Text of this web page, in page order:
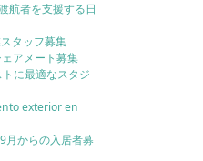
航者を支援する日
タッフ募集
アメート募集
に最適なスタジ
exterior en
月からの入居者募